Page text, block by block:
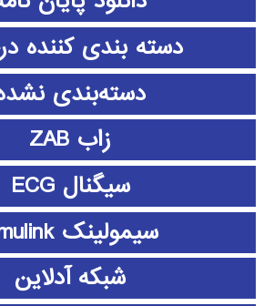
دسته بندی کننده
دسته‌بندی
زاب ZAB
سیگنال ECG
سیمولینک simulink
شبکه آدلاین